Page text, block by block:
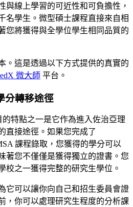
與線上學習的可近性和可負擔性，
名學生。微型碩士課程直接來自相
您將獲得與全學位學生相同品質的
。這是透過以下方式提供的真實的
edX 微大師 平台。
分轉移途徑
的特點之一是它作為進入佐治亞理
直接途徑。如果您完成了
課程錄取，您獲得的學分可以
著您不僅僅是獲得獨立的證書。您
校之一獲得完整的研究生學位。
它可以讓你向自己和招生委員會證
，你可以處理研究生程度的分析課